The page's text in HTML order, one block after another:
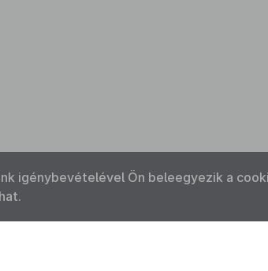
igénybevételével Ön beleegyezik a